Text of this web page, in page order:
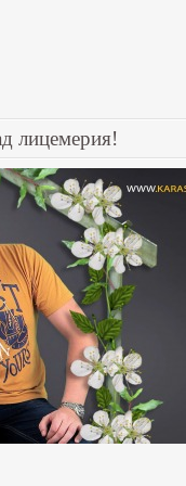
лицемерия!